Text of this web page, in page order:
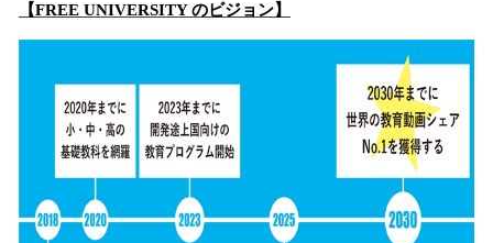
【FREE UNIVERSITY のビジョン】